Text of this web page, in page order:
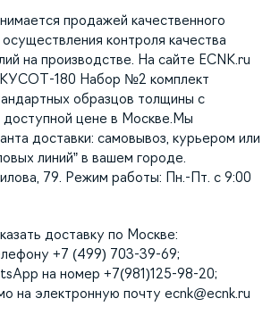
продажей качественного
контроля качества
на производстве. На сайте ECNK.ru
180 Набор №2 комплект
образцов толщины с
доступной цене в Москве.Мы
доставки: самовывоз, курьером или
линий” в вашем городе.
79. Режим работы: Пн.-Пт. с 9:00
доставку по Москве:
+7 (499) 703-39-69;
на номер +7(981)125-98-20;
на электронную почту ecnk@ecnk.ru